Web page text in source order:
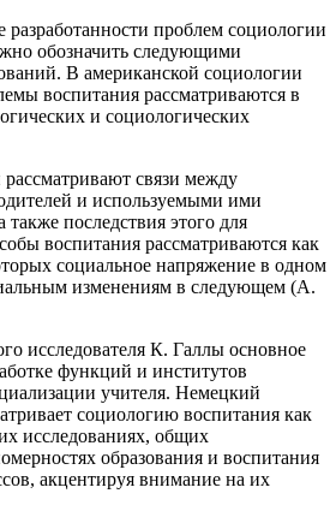
разработанности проблем социологии
обозначить следующими
В американской социологии
воспитания рассматриваются в
и социологических
связи между
и используемыми ими
последствия этого для
воспитания рассматриваются как
социальное напряжение в одном
изменениям в следующем (А.
исследователя К. Галлы основное
функций и институтов
учителя. Немецкий
социологию воспитания как
исследованиях, общих
образования и воспитания
акцентируя внимание на их